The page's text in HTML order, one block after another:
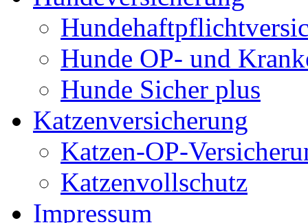
Hunde OP- und
Hunde Sicher plus
Katzenversicherung
Katzen-OP-
Katzenvollschutz
Impressum